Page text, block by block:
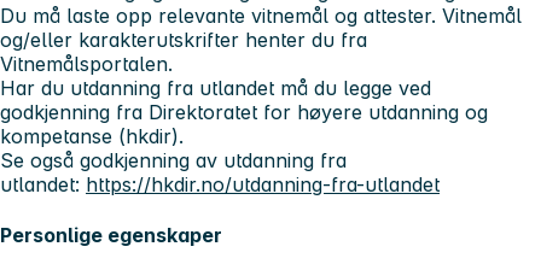
Du må laste opp relevante vitnemål og attester. Vitnemål
og/eller karakterutskrifter henter du fra
Vitnemålsportalen.
Har du utdanning fra utlandet må du legge ved
godkjenning fra Direktoratet for høyere utdanning og
kompetanse (hkdir).
Se også godkjenning av utdanning fra
utlandet: https://hkdir.no/utdanning-fra-utlandet
Personlige egenskaper